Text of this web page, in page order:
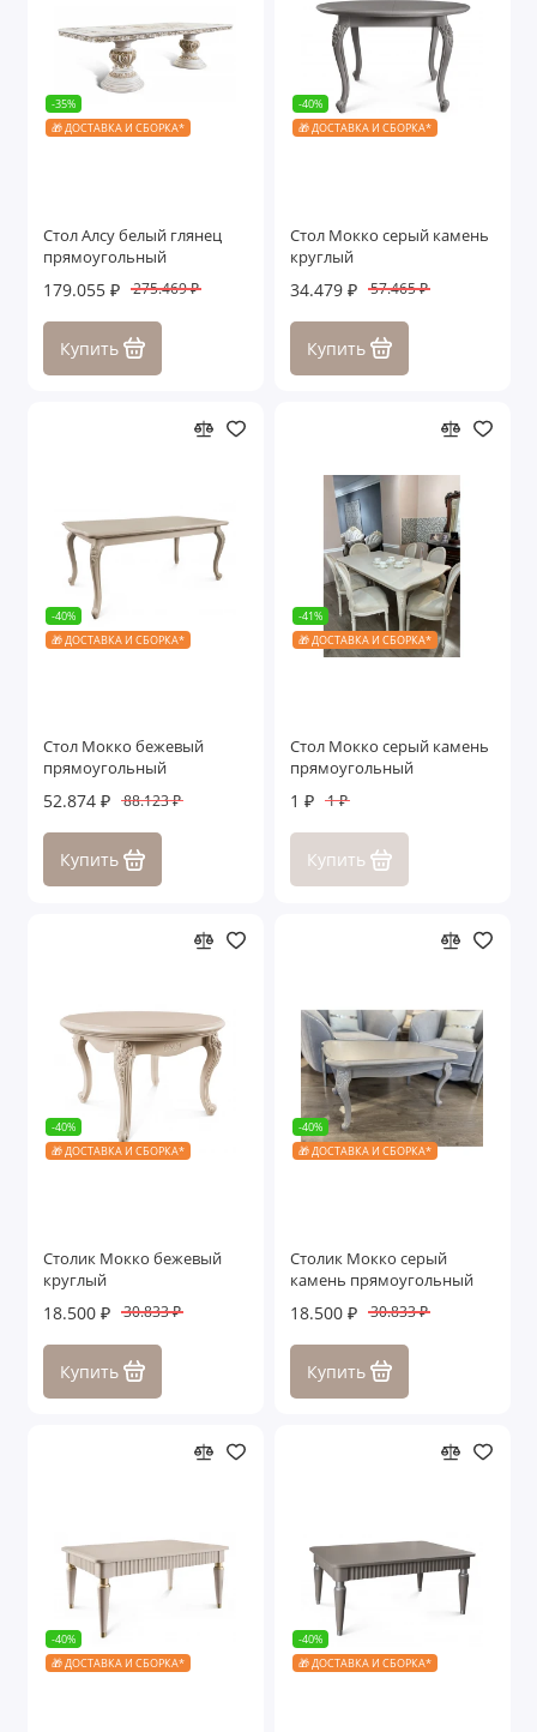
-35%
🎁 ДОСТАВКА И СБОРКА*
Стол Алсу белый глянец
прямоугольный
179.055 ₽ 275.469 ₽
Купить
-40%
🎁 ДОСТАВКА И СБОРКА*
Стол Мокко серый камень
круглый
34.479 ₽ 57.465 ₽
Купить
-40%
🎁 ДОСТАВКА И СБОРКА*
Стол Мокко бежевый
прямоугольный
52.874 ₽ 88.123 ₽
Купить
-41%
🎁 ДОСТАВКА И СБОРКА*
Стол Мокко серый камень
прямоугольный
1 ₽ 1 ₽
Купить
-40%
🎁 ДОСТАВКА И СБОРКА*
Столик Мокко бежевый
круглый
18.500 ₽ 30.833 ₽
Купить
-40%
🎁 ДОСТАВКА И СБОРКА*
Столик Мокко серый
камень прямоугольный
18.500 ₽ 30.833 ₽
Купить
-40%
🎁 ДОСТАВКА И СБОРКА*
-40%
🎁 ДОСТАВКА И СБОРКА*